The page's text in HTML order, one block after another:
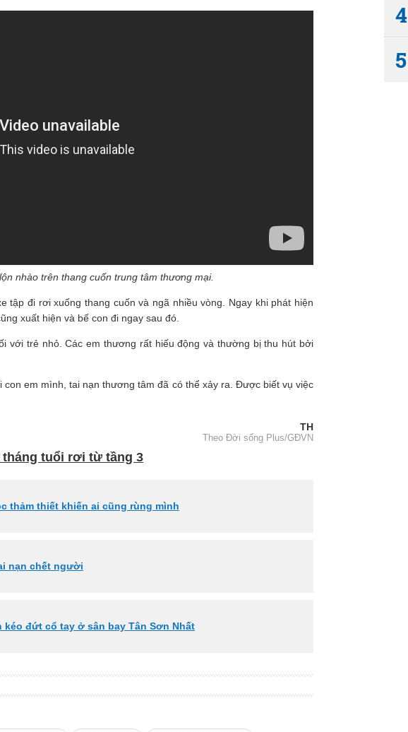
nhào trên thang cuốn trung tâm thương mại.
tập đi rơi xuống thang cuốn và ngã nhiều vòng. Ngay khi phát hiện
xuất hiện và bế con đi ngay sau đó.
với trẻ nhỏ. Các em thương rất hiếu động và thường bị thu hút bởi
em mình, tai nạn thương tâm đã có thể xảy ra. Được biết vụ việc
TH
Theo Đời sống Plus/GĐVN
tháng tuổi rơi từ tầng 3
thảm thiết khiến ai cũng rùng mình
nạn chết người
đứt cổ tay ở sân bay Tân Sơn Nhất
4
5